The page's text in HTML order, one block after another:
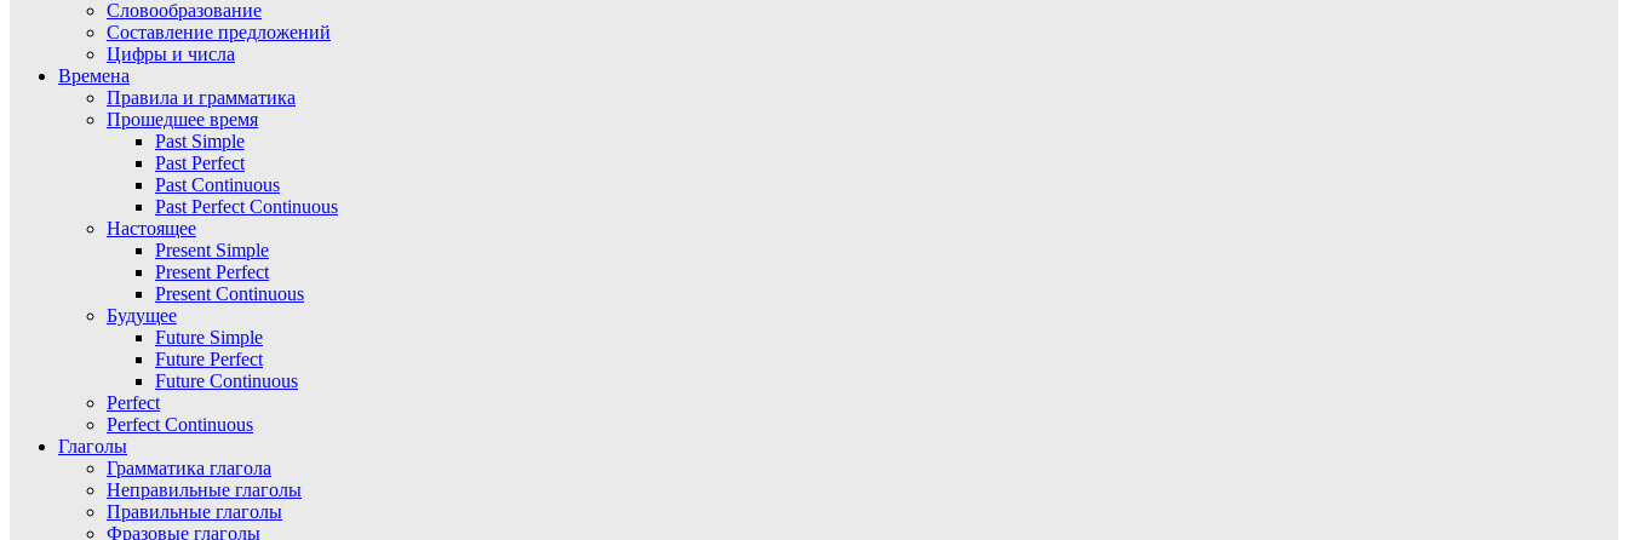
Словообразование
Составление предложений
Цифры и числа
Времена
Правила и грамматика
Прошедшее время
Past Simple
Past Perfect
Past Continuous
Past Perfect Continuous
Настоящее
Present Simple
Present Perfect
Present Continuous
Будущее
Future Simple
Future Perfect
Future Continuous
Perfect
Perfect Continuous
Глаголы
Грамматика глагола
Неправильные глаголы
Правильные глаголы
Фразовые глаголы